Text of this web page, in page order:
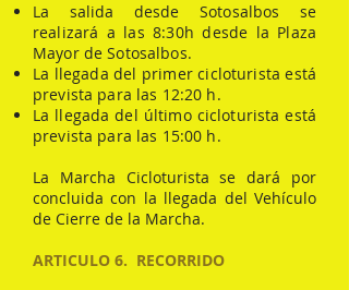
La salida desde Sotosalbos se
realizará a las 8:30h desde la Plaza
Mayor de Sotosalbos.
La llegada del primer cicloturista está
prevista para las 12:20 h.
La llegada del último cicloturista está
prevista para las 15:00 h.
La Marcha Cicloturista se dará por
concluida con la llegada del Vehículo
de Cierre de la Marcha.
ARTICULO 6. RECORRIDO